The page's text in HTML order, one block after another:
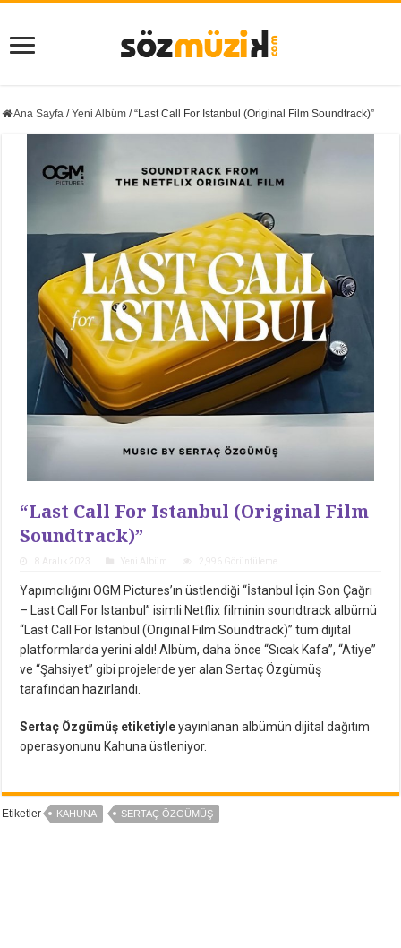
Ana Sayfa / Yeni Albüm / “Last Call For Istanbul (Original Film Soundtrack)”
“Last Call For Istanbul (Original Film
Soundtrack)”
Yapımcılığını OGM Pictures’ın üstlendiği “İstanbul İçin Son Çağrı
– Last Call For Istanbul” isimli Netflix filminin soundtrack albümü
“Last Call For Istanbul (Original Film Soundtrack)” tüm dijital
platformlarda yerini aldı! Albüm, daha önce “Sıcak Kafa”, “Atiye”
ve “Şahsiyet” gibi projelerde yer alan Sertaç Özgümüş
tarafından hazırlandı.
Sertaç Özgümüş etiketiyleyayınlanan albümün dijital dağıtım
operasyonunu Kahuna üstleniyor.
Etiketler KAHUNA SERTAÇ ÖZGÜMÜŞ